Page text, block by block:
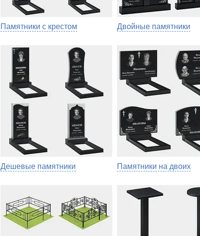
Памятники с крестом Двойные памятники
Дешевые памятники Памятники на двоих